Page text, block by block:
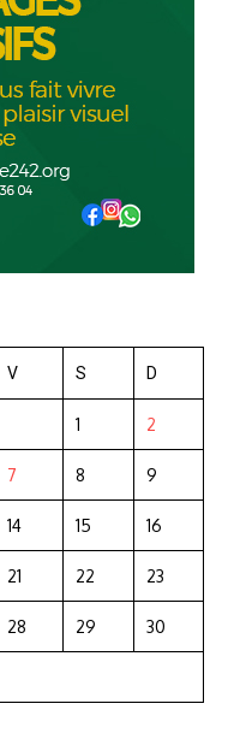
V S D
1 2
7 8 9
14 15 16
21 22 23
28 29 30